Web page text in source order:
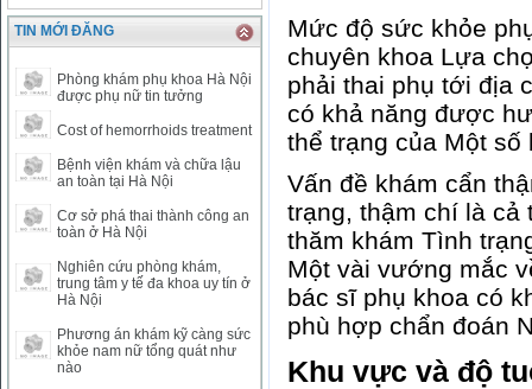
CAD
17223.74
18058.21
CHF
23161.62
24283.77
INR
0
340.14
KRW
KWD
0
79758.97
MYR
0
5808.39
RMB
3272
1
SAR
0
6457
SEK
TIN MỚI ĐĂNG
Phòng khám phụ khoa Hà Nội
được phụ nữ tin tưởng
Cost of hemorrhoids treatment
Bệnh viện khám và chữa lậu
an toàn tại Hà Nội
Cơ sở phá thai thành công an
toàn ở Hà Nội
Nghiên cứu phòng khám,
trung tâm y tế đa khoa uy tín ở
Hà Nội
Phương án khám kỹ càng sức
khỏe nam nữ tổng quát như
nào
Mức độ sức khỏe
chuyên khoa Lựa
phải thai phụ tới địa
có khả năng được
thể trạng của Một
Vấn đề khám cẩn
trạng, thậm chí là cả
thăm khám Tình
Một vài vướng mắc
bác sĩ phụ khoa có
phù hợp chẩn đoán
Khu vực và độ